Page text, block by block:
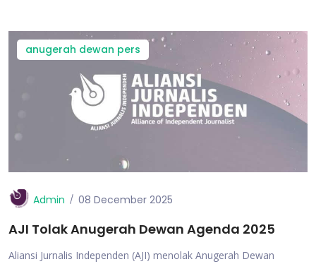
anugerah dewan pers
Admin 08 December 2025
AJI Tolak Anugerah Dewan Agenda 2025
Aliansi Jurnalis Independen (AJI) menolak Anugerah Dewan